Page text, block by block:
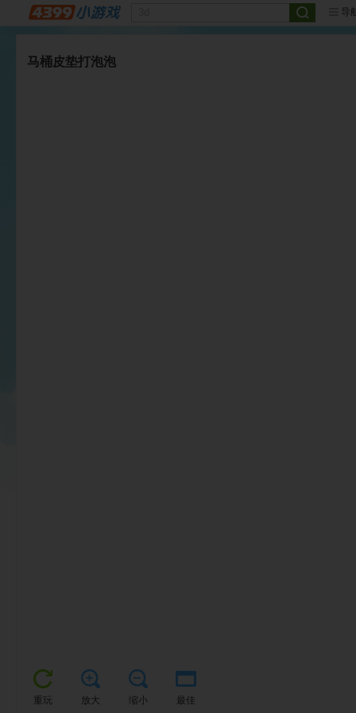
导
马桶皮垫打泡泡
重玩 放大 缩小 最佳